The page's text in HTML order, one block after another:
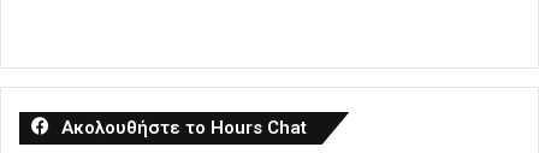
Ακολουθήστε το Hours Chat